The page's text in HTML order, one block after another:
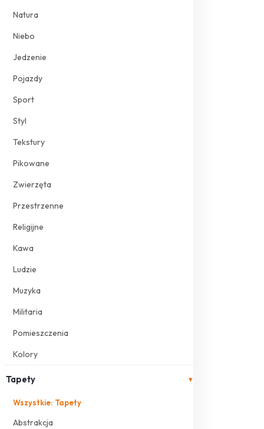
Natura
Niebo
Jedzenie
Pojazdy
Sport
Styl
Tekstury
Pikowane
Zwierzęta
Przestrzenne
Religijne
Kawa
Ludzie
Muzyka
Militaria
Pomieszczenia
Kolory
Tapety ▾
Wszystkie: Tapety
Abstrakcja